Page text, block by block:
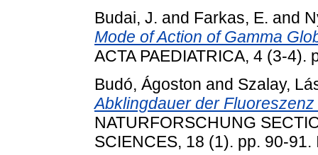
Budai, J. and Farkas, E. and
Mode of Action of Gamma
ACTA PAEDIATRICA, 4 (3-4).
Budó, Ágoston and Szalay,
Abklingdauer der
NATURFORSCHUNG
SCIENCES, 18 (1). pp. 90-